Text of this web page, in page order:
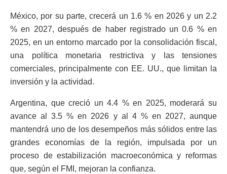
México, por su parte, crecerá un 1.6 % en 2026 y un 2.2
% en 2027, después de haber registrado un 0.6 % en
2025, en un entorno marcado por la consolidación fiscal,
una política monetaria restrictiva y las tensiones
comerciales, principalmente con EE. UU., que limitan la
inversión y la actividad.
Argentina, que creció un 4.4 % en 2025, moderará su
avance al 3.5 % en 2026 y al 4 % en 2027, aunque
mantendrá uno de los desempeños más sólidos entre las
grandes economías de la región, impulsada por un
proceso de estabilización macroeconómica y reformas
que, según el FMI, mejoran la confianza.